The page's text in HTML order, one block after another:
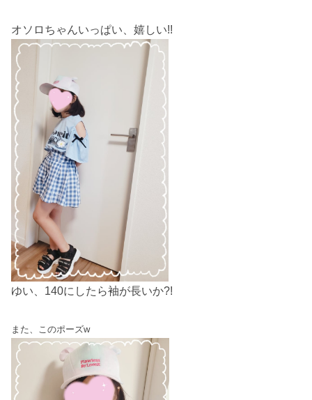
オソロちゃんいっぱい、嬉しい!!
ゆい、140にしたら袖が長いか?!
また、このポーズw